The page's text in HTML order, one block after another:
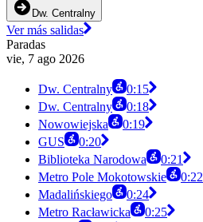
Dw. Centralny
Ver más salidas
Paradas
vie, 7 ago 2026
Dw. Centralny
0:15
Dw. Centralny
0:18
Nowowiejska
0:19
GUS
0:20
Biblioteka Narodowa
0:21
Metro Pole Mokotowskie
0:22
Madalińskiego
0:24
Metro Racławicka
0:25